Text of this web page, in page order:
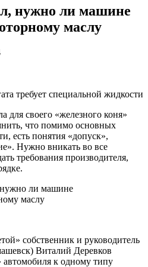
нужно ли машине
маслу
требует специальной жидкости
для своего «железного коня»
что помимо основных
есть понятия «допуск»,
Нужно вникать во все
требования производителя,
собственник и руководитель
Виталий Деревков
к одному типу